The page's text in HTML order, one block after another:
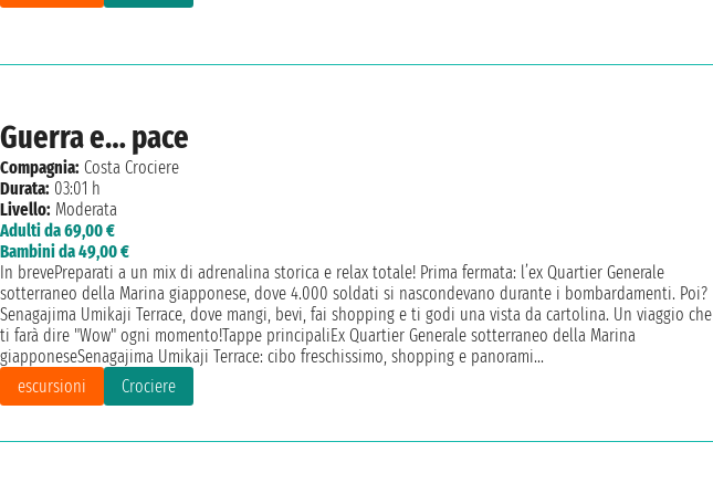
Guerra e… pace
Compagnia: Costa Crociere
Durata: 03:01 h
Livello: Moderata
Adulti da 69,00 €
Bambini da 49,00 €
In brevePreparati a un mix di adrenalina storica e relax totale! Prima fermata: l’ex Quartier Generale
sotterraneo della Marina giapponese, dove 4.000 soldati si nascondevano durante i bombardamenti. Poi?
Senagajima Umikaji Terrace, dove mangi, bevi, fai shopping e ti godi una vista da cartolina. Un viaggio che
ti farà dire "Wow" ogni momento!Tappe principaliEx Quartier Generale sotterraneo della Marina
giapponeseSenagajima Umikaji Terrace: cibo freschissimo, shopping e panorami...
escursioni
Crociere